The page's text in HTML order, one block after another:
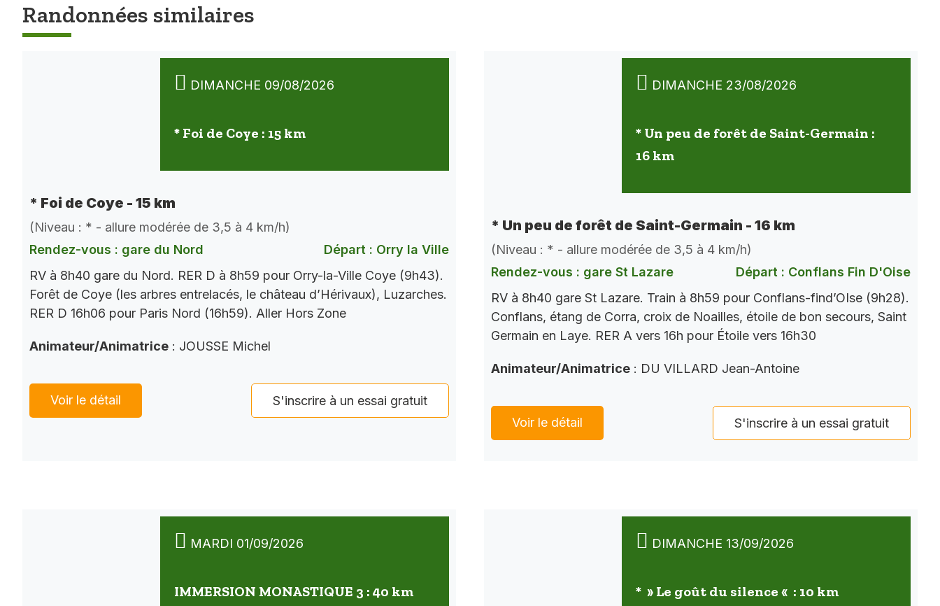
Randonnées similaires
DIMANCHE 09/08/2026
* Foi de Coye : 15 km
* Foi de Coye - 15 km
(Niveau : * - allure modérée de 3,5 à 4 km/h)
Rendez-vous : gare du Nord
Départ : Orry la Ville
RV à 8h40 gare du Nord. RER D à 8h59 pour Orry-la-Ville Coye (9h43).
Forêt de Coye (les arbres entrelacés, le château d’Hérivaux), Luzarches.
RER D 16h06 pour Paris Nord (16h59). Aller Hors Zone
Animateur/Animatrice : JOUSSE Michel
Voir le détail S'inscrire à un essai gratuit
DIMANCHE 23/08/2026
* Un peu de forêt de Saint-Germain :
16 km
* Un peu de forêt de Saint-Germain - 16 km
(Niveau : * - allure modérée de 3,5 à 4 km/h)
Rendez-vous : gare St Lazare
Départ : Conflans Fin D'Oise
RV à 8h40 gare St Lazare. Train à 8h59 pour Conflans-find’OIse (9h28).
Conflans, étang de Corra, croix de Noailles, étoile de bon secours, Saint
Germain en Laye. RER A vers 16h pour Étoile vers 16h30
Animateur/Animatrice : DU VILLARD Jean-Antoine
Voir le détail S'inscrire à un essai gratuit
MARDI 01/09/2026
IMMERSION MONASTIQUE 3 : 40 km
DIMANCHE 13/09/2026
* » Le goût du silence « : 10 km